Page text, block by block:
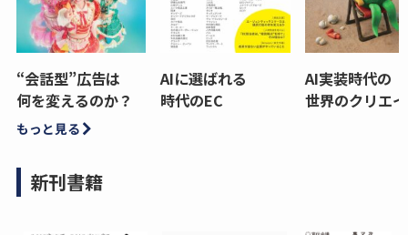
“会話型”広告は
何を変えるのか？
AIに選ばれる
時代のEC
AI実装時代の
世界のクリエ
もっと見る
新刊書籍